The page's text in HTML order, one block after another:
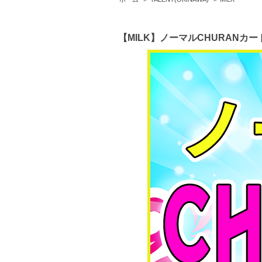
【MILK】ノーマルCHURANカー